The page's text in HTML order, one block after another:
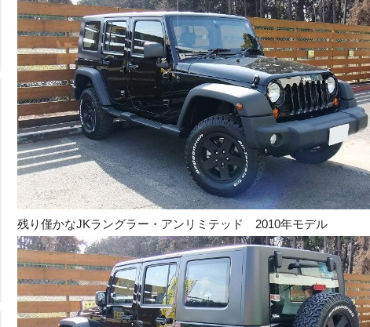
残り僅かなJKラングラー・アンリミテッド 2010年モデル